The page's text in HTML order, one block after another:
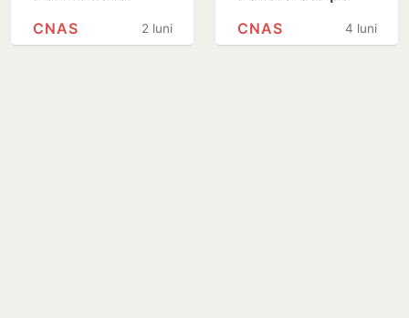
mii de copii cu
2 luni
CNAS
aprilie
4 luni
CNAS